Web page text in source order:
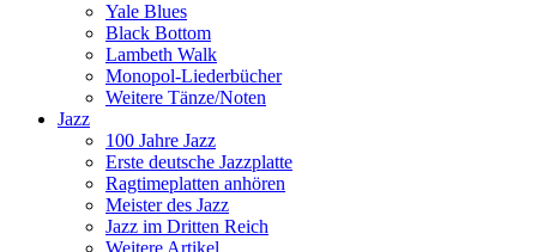
Yale Blues
Black Bottom
Lambeth Walk
Monopol-Liederbücher
Weitere Tänze/Noten
Jazz
100 Jahre Jazz
Erste deutsche Jazzplatte
Ragtimeplatten anhören
Meister des Jazz
Jazz im Dritten Reich
Weitere Artikel